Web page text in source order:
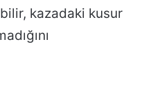
kazadaki kusur